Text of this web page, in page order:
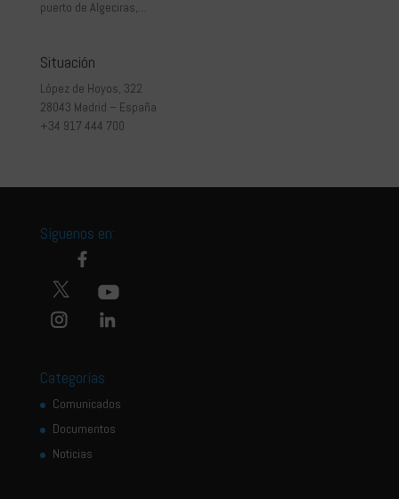
puerto de Algeciras,...
Situación
López de Hoyos, 322
28043 Madrid – España
+34 917 444 700
Síguenos en:
Categorías
Comunicados
Documentos
Noticias